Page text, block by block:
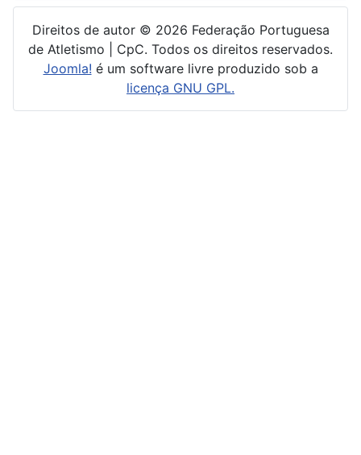
Direitos de autor © 2026 Federação Portuguesa
de Atletismo | CpC. Todos os direitos reservados.
Joomla! é um software livre produzido sob a
licença GNU GPL.